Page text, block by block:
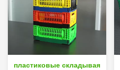
пластиковые складывая